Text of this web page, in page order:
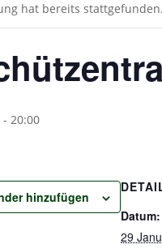
hat bereits stattgefunden.
- 20:00
hinzufügen
Datum:
29